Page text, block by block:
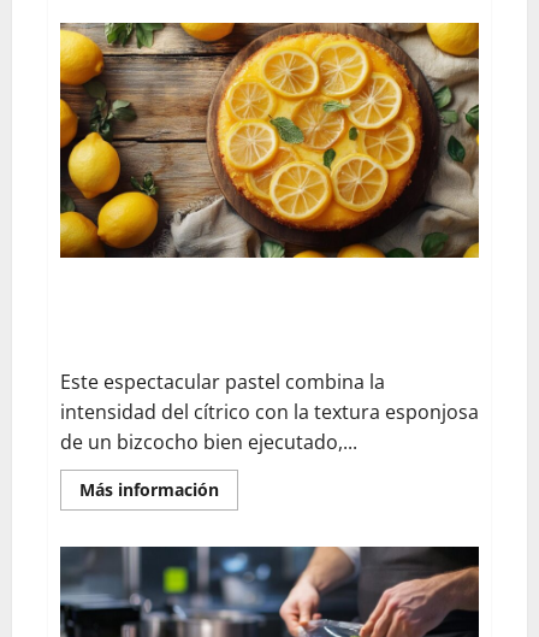
¿Podemos
comer
frutas
del
baniano?
Mitos
y
realidades
de
este
árbol
legendario
Este espectacular pastel combina la
intensidad del cítrico con la textura esponjosa
de un bizcocho bien ejecutado,...
Más informaciónEn
savoir
Cómo
preparar
la
receta
de